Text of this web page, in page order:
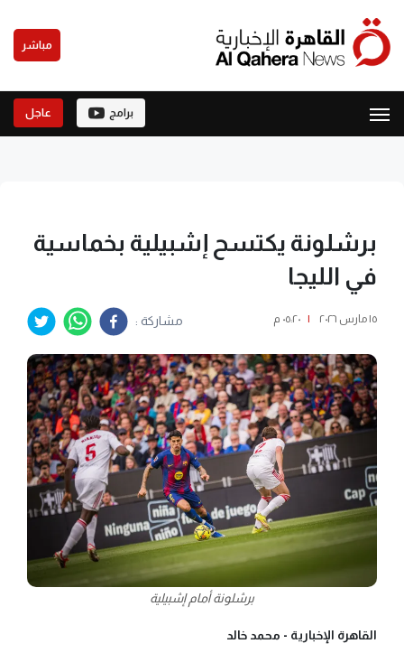
مباشر
برامج عاجل
برشلونة يكتسح إشبيلية بخماسية
في الليجا
١٥ مارس ٢٠٢٦ | ٠٥:٢٠ م مشاركة :
برشلونة أمام إشبيلية
القاهرة الإخبارية - محمد خالد